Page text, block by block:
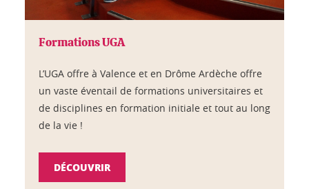
Formations UGA
L’UGA offre à Valence et en Drôme Ardèche offre
un vaste éventail de formations universitaires et
de disciplines en formation initiale et tout au long
de la vie !
DÉCOUVRIR